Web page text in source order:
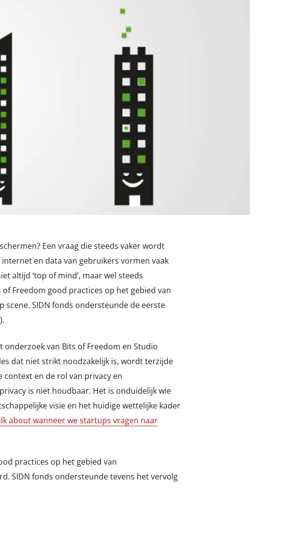
Een vraag die steeds vaker wordt
en data van gebruikers vormen vaak
altijd ‘top of mind’, maar wel steeds
Freedom good practices op het gebied van
SIDN fonds ondersteunde de eerste
van Bits of Freedom en Studio
dat niet strikt noodzakelijk is, wordt terzijde
en de rol van privacy en
is niet houdbaar. Het is onduidelijk wie
visie en het huidige wettelijke kader
about wanneer we startups vragen naar
practices op het gebied van
SIDN fonds ondersteunde tevens het vervolg